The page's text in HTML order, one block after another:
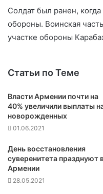
Солдат был ранен,
обороны. Воинская
участке обороны
Статьи по Теме
Власти Армении почти на
40% увеличили выплаты
новорожденных
01.06.2021
День восстановления
суверенитета празднуют
Армении
28.05.2021